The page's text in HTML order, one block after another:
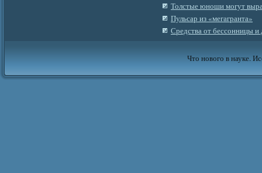
Толстые юноши могут
Пульсар из «мегагранта»
Средства от бессонницы и
Что нового в науке.